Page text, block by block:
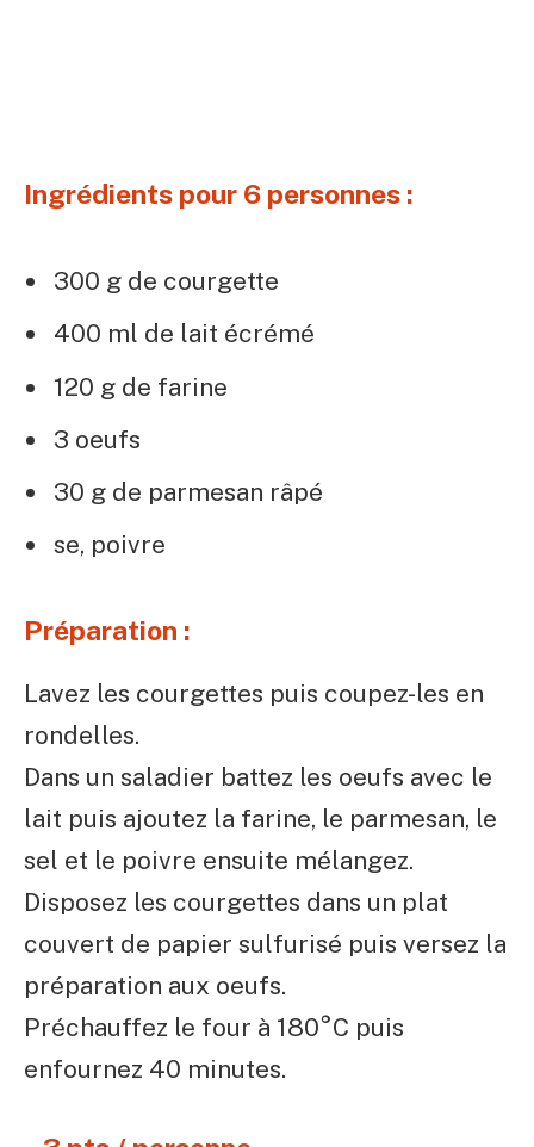
Ingrédients pour 6 personnes :
300 g de courgette
400 ml de lait écrémé
120 g de farine
3 oeufs
30 g de parmesan râpé
se, poivre
Préparation :
Lavez les courgettes puis coupez-les en
rondelles.
Dans un saladier battez les oeufs avec le
lait puis ajoutez la farine, le parmesan, le
sel et le poivre ensuite mélangez.
Disposez les courgettes dans un plat
couvert de papier sulfurisé puis versez la
préparation aux oeufs.
Préchauffez le four à 180°C puis
enfournez 40 minutes.